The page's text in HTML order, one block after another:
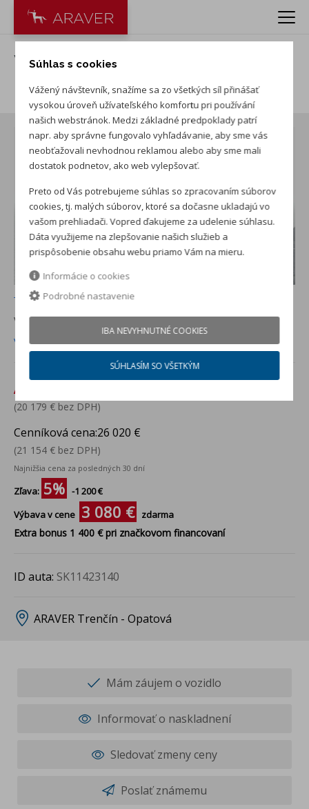
VW Taigo 1.0 TSI R-Line
Limited
+ ďalších 7
VOZIDLO VO VÝROBEpre ARAVER Trenčín - Opatová
Viac info
Akciová cena:
(20 179 € bez DPH)
Cenníková cena:26 020 €
(21 154 € bez DPH)
Najnižšia cena za posledných 30 dní
Zľava: 5% -1 200 €
Výbava v cene 3 080 € zdarma
Extra bonus 1 400 € pri značkovom financovaní
ID auta: SK11423140
ARAVER Trenčín - Opatová
Mám záujem o vozidlo
Informovať o naskladnení
Sledovať zmeny ceny
Poslať známemu
Súhlas s cookies
Vážený návštevník, snažíme sa zo všetkých síl přinášať
vysokou úroveň užívateľského komfortu pri používání
našich webstránok. Medzi základné predpoklady patrí
napr. aby správne fungovalo vyhľadávanie, aby sme vás
neobťažovali nevhodnou reklamou alebo aby sme mali
dostatok podnetov, ako web vylepšovať.
Preto od Vás potrebujeme súhlas so zpracovaním súborov
cookies, tj. malých súborov, ktoré sa dočasne ukladajú vo
vašom prehliadači. Vopred ďakujeme za udelenie súhlasu.
Dáta využijeme na zlepšovanie našich služieb a
prispôsobenie obsahu webu priamo Vám na mieru.
Informácie o cookies
Podrobné nastavenie
IBA NEVYHNUTNÉ COOKIES
SÚHLASÍM SO VŠETKÝM